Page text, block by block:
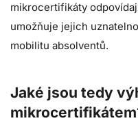
mikrocertifikáty
umožňuje jejich
mobilitu absolventů.
Jaké jsou tedy